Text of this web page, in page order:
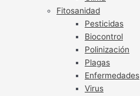
Fitosanidad
Pesticidas
Biocontrol
Polinización
Plagas
Enfermedades
Virus